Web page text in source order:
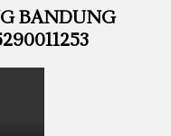
BANDUNG